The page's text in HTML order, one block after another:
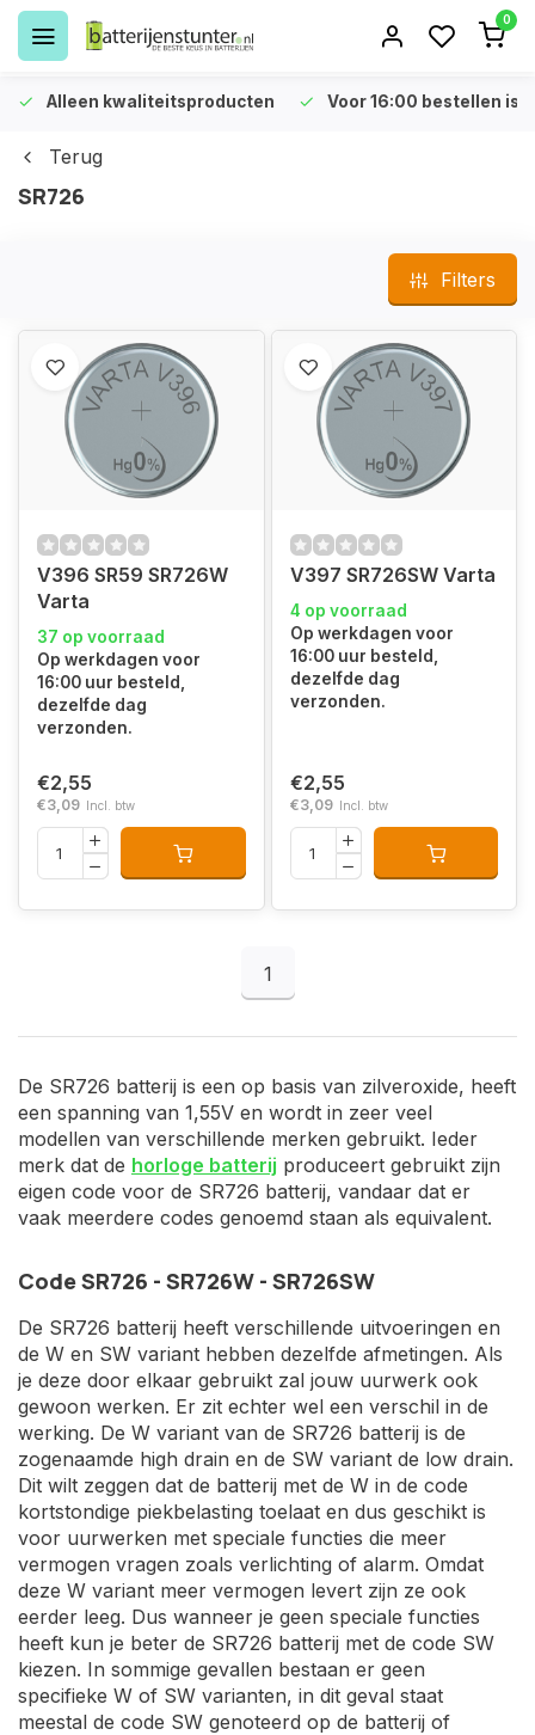
0
Alleen kwaliteitsproducten Voor 16:00 bestellen is
Terug
SR726
Filters
V396 SR59 SR726W
Varta
37 op voorraad
Op werkdagen voor
16:00 uur besteld,
dezelfde dag
verzonden.
€2,55
€3,09 Incl. btw
V397 SR726SW Varta
4 op voorraad
Op werkdagen voor
16:00 uur besteld,
dezelfde dag
verzonden.
€2,55
€3,09 Incl. btw
1
De SR726 batterij is een op basis van zilveroxide, heeft
een spanning van 1,55V en wordt in zeer veel
modellen van verschillende merken gebruikt. Ieder
merk dat de horloge batterij produceert gebruikt zijn
eigen code voor de SR726 batterij, vandaar dat er
vaak meerdere codes genoemd staan als equivalent.
Code SR726 - SR726W - SR726SW
De SR726 batterij heeft verschillende uitvoeringen en
de W en SW variant hebben dezelfde afmetingen. Als
je deze door elkaar gebruikt zal jouw uurwerk ook
gewoon werken. Er zit echter wel een verschil in de
werking. De W variant van de SR726 batterij is de
zogenaamde high drain en de SW variant de low drain.
Dit wilt zeggen dat de batterij met de W in de code
kortstondige piekbelasting toelaat en dus geschikt is
voor uurwerken met speciale functies die meer
vermogen vragen zoals verlichting of alarm. Omdat
deze W variant meer vermogen levert zijn ze ook
eerder leeg. Dus wanneer je geen speciale functies
heeft kun je beter de SR726 batterij met de code SW
kiezen. In sommige gevallen bestaan er geen
specifieke W of SW varianten, in dit geval staat
meestal de code SW genoteerd op de batterij of